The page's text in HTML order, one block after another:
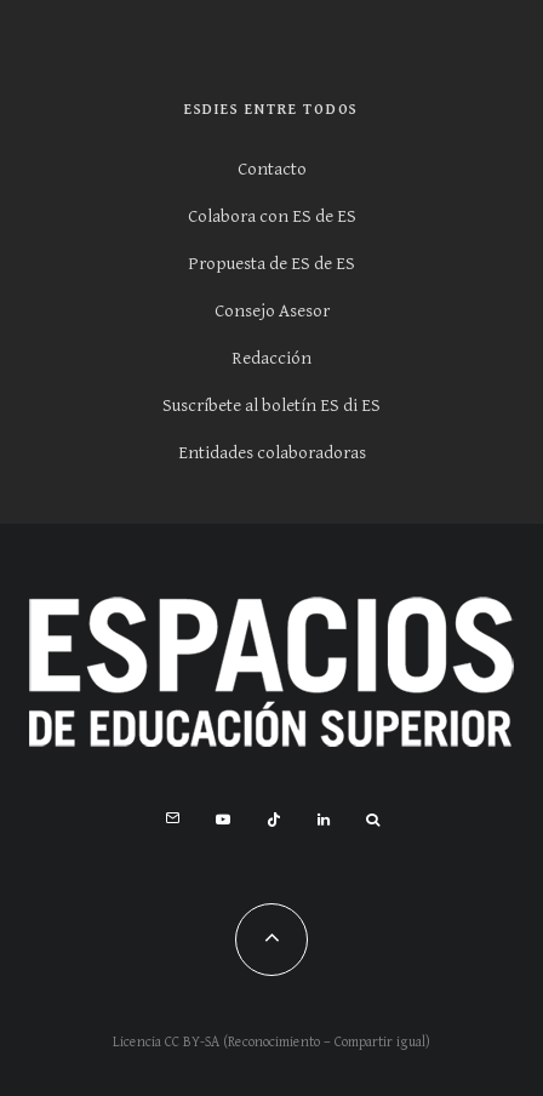
ESDIES ENTRE TODOS
Contacto
Colabora con ES de ES
Propuesta de ES de ES
Consejo Asesor
Redacción
Suscríbete al boletín ES di ES
Entidades colaboradoras
Licencia CC BY-SA (Reconocimiento – Compartir igual)